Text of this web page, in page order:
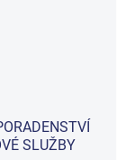
SLUŽBY